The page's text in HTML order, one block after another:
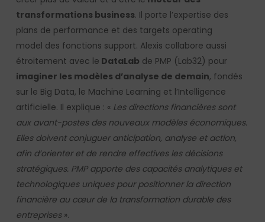
transformations business. Il porte l’expertise des
plans de performance et des targets operating
model des fonctions support. Alexis collabore aussi
étroitement avec le DataLab de PMP (Lab32) pour
imaginer les modèles d’analyse de demain, fondés
sur le Big Data, le Machine Learning et l’Intelligence
artificielle. Il explique : « Les directions financières sont
aux avant-postes des nouveaux modèles économiques.
Elles doivent conjuguer anticipation, analyse et action,
afin d’orienter et de rendre effectives les décisions
stratégiques. PMP apporte des capacités analytiques et
technologiques uniques pour positionner la direction
financière au cœur de la transformation durable des
entreprises ».